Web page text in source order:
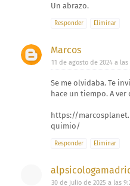
Un abrazo.
Responder Eliminar
Marcos
11 de agosto de 2024 a las
Se me olvidaba. Te
hace un tiempo. A ver
https://
quimio/
Responder Eliminar
30 de julio de 2025 a las